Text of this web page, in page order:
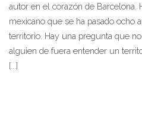
autor en el corazón de Barcelona.
mexicano que se ha pasado ocho
territorio. Hay una pregunta que
alguien de fuera entender un
[...]